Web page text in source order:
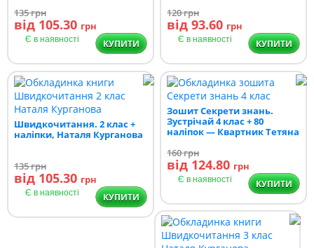
135грн
від 105.30 грн
Є в наявності КУПИТИ
120грн
від 93.60 грн
Є в наявності КУПИТИ
Швидкочитання. 2 клас +
наліпки, Наталя Курганова
135грн
від 105.30 грн
Є в наявності КУПИТИ
Зошит Секрети знань.
Зустрічай 4 клас + 80
наліпок — Квартник Тетяна
160грн
від 124.80 грн
Є в наявності КУПИТИ